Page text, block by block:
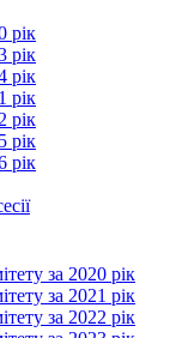
рік
рік
рік
рік
рік
рік
рік
за 2020 рік
за 2021 рік
за 2022 рік